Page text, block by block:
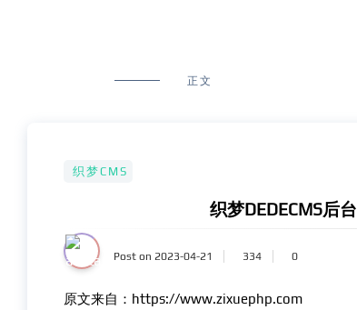
正文
织梦CMS
织梦DEDECMS后
Post on 2023-04-21 334 0
原文来自：https://www.zixuephp.com